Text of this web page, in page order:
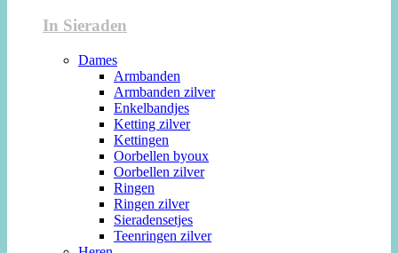
In Sieraden
Dames
Armbanden
Armbanden zilver
Enkelbandjes
Ketting zilver
Kettingen
Oorbellen byoux
Oorbellen zilver
Ringen
Ringen zilver
Sieradensetjes
Teenringen zilver